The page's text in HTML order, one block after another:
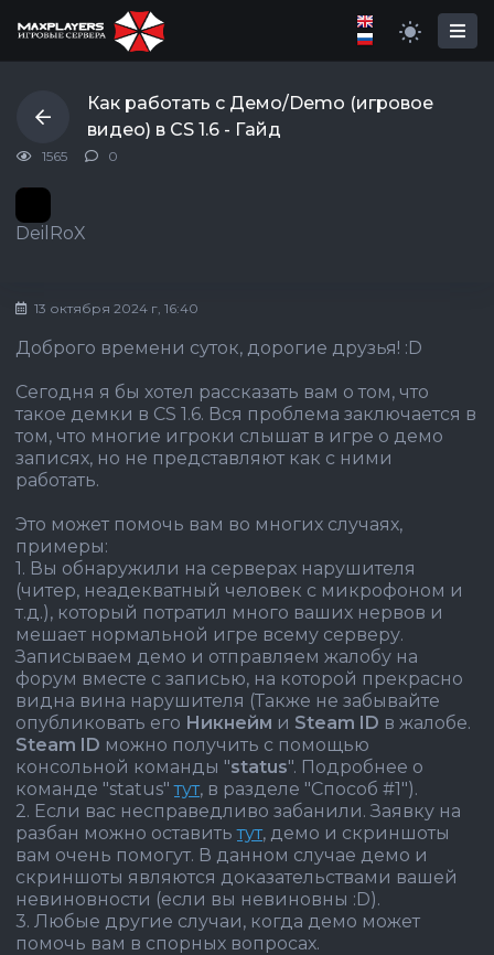
Как работать с Демо/Demo (игровое
видео) в CS 1.6 - Гайд
1565 0
DeilRoX
13 октября 2024 г, 16:40
Доброго времени суток, дорогие друзья! :D
Сегодня я бы хотел рассказать вам о том, что
такое демки в CS 1.6. Вся проблема заключается в
том, что многие игроки слышат в игре о демо
записях, но не представляют как с ними
работать.
Это может помочь вам во многих случаях,
примеры:
1. Вы обнаружили на серверах нарушителя
(читер, неадекватный человек с микрофоном и
т.д.), который потратил много ваших нервов и
мешает нормальной игре всему серверу.
Записываем демо и отправляем жалобу на
форум вместе с записью, на которой прекрасно
видна вина нарушителя (Также не забывайте
опубликовать его Никнейм и Steam ID в жалобе.
Steam ID можно получить с помощью
консольной команды "status". Подробнее о
команде "status"тут, в разделе "Способ #1").
2. Если вас несправедливо забанили. Заявку на
разбан можно оставитьтут, демо и скриншоты
вам очень помогут. В данном случае демо и
скриншоты являются доказательствами вашей
невиновности (если вы невиновны :D).
3. Любые другие случаи, когда демо может
помочь вам в спорных вопросах.